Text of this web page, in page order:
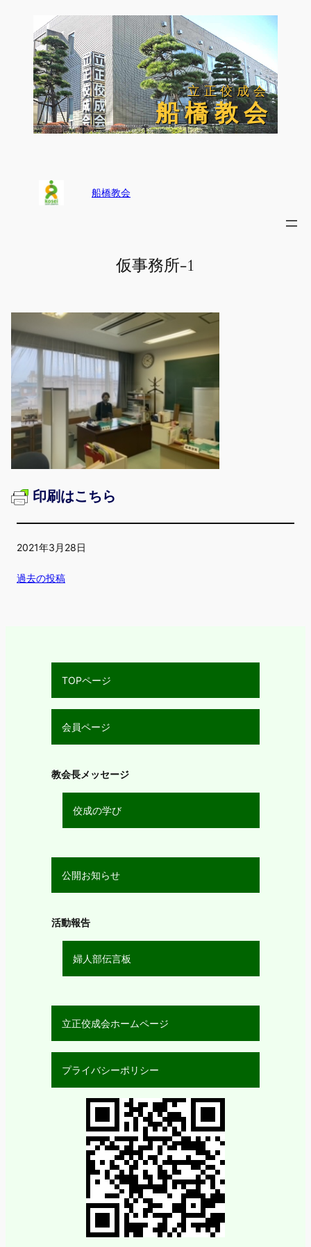
立正佼成会
立正佼成会
船 橋 教 会
船 橋 教 会
船橋教会
仮事務所-1
印刷はこちら
2021年3月28日
過去の投稿
TOPページ
会員ページ
教会長メッセージ
佼成の学び
公開お知らせ
活動報告
婦人部伝言板
立正佼成会ホームページ
プライバシーポリシー